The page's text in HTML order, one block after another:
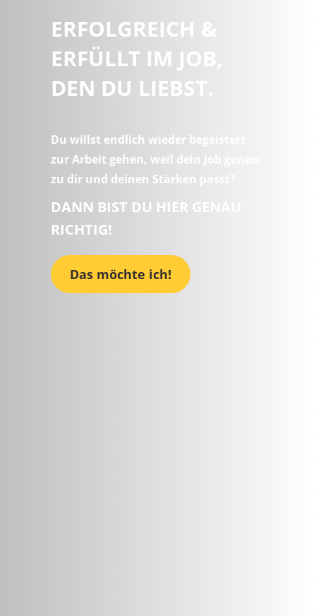
ERFOLGREICH &
ERFÜLLT IM JOB,
DEN DU LIEBST.
Du willst endlich wieder begeistert
zur Arbeit gehen, weil dein Job genau
zu dir und deinen Stärken passt?
DANN BIST DU HIER GENAU
RICHTIG!
Das möchte ich!